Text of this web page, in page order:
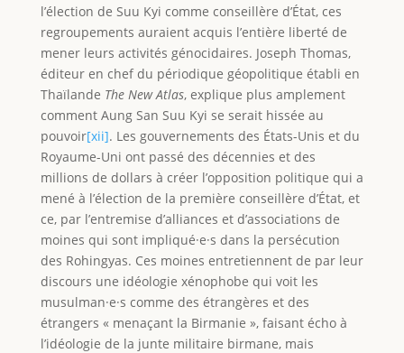
l’élection de Suu Kyi comme conseillère d’État, ces
regroupements auraient acquis l’entière liberté de
mener leurs activités génocidaires. Joseph Thomas,
éditeur en chef du périodique géopolitique établi en
Thaïlande The New Atlas, explique plus amplement
comment Aung San Suu Kyi se serait hissée au
pouvoir[xii]. Les gouvernements des États-Unis et du
Royaume-Uni ont passé des décennies et des
millions de dollars à créer l’opposition politique qui a
mené à l’élection de la première conseillère d’État, et
ce, par l’entremise d’alliances et d’associations de
moines qui sont impliqué·e·s dans la persécution
des Rohingyas. Ces moines entretiennent de par leur
discours une idéologie xénophobe qui voit les
musulman·e·s comme des étrangères et des
étrangers « menaçant la Birmanie », faisant écho à
l’idéologie de la junte militaire birmane, mais